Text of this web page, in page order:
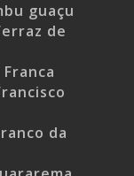
guaçu
de
da